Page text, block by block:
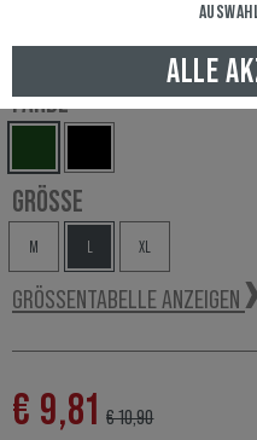
LAGERND, GELIEFERT NACH
FARBE
GRÖSSE
M XL
GRÖSSENTABELLE ANZEIGEN
€ 9,81
€ 10,90
ALLE